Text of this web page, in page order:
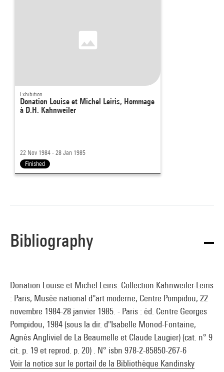
Exhibition
Donation Louise et Michel Leiris, Hommage
à D.H. Kahnweiler
22 Nov 1984 - 28 Jan 1985
Finished
Bibliography
Donation Louise et Michel Leiris. Collection Kahnweiler-Leiris
: Paris, Musée national d''art moderne, Centre Pompidou, 22
novembre 1984-28 janvier 1985. - Paris : éd. Centre Georges
Pompidou, 1984 (sous la dir. d''Isabelle Monod-Fontaine,
Agnès Angliviel de La Beaumelle et Claude Laugier) (cat. n° 9
cit. p. 19 et reprod. p. 20) . N° isbn 978-2-85850-267-6
Voir la notice sur le portail de la Bibliothèque Kandinsky